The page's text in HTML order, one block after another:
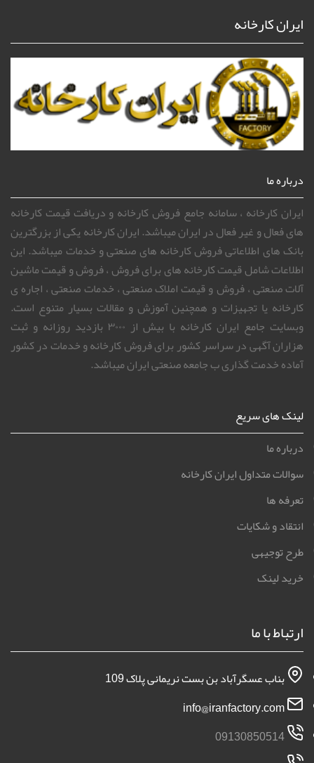
ایران کارخانه
درباره ما
ایران کارخانه ، سامانه جامع فروش کارخانه و دریافت قیمت کارخانه
های فعال و غیر فعال در ایران میباشد. ایران کارخانه یکی از بزرگترین
بانک های اطلاعاتی فروش کارخانه های صنعتی و خدمات میباشد. این
اطلاعات شامل قیمت کارخانه های برای فروش ، فروش و قیمت ماشین
آلات صنعتی ، فروش و قیمت املاک صنعتی ، خدمات صنعتی ، اجاره ی
کارخانه یا تجهیزات و همچنین آموزش و مقالات بسیار متنوع است.
وبسایت جامع ایران کارخانه با بیش از ۳۰۰۰ بازدید روزانه و ثبت
هزاران آگهی در سراسر کشور برای فروش کارخانه و خدمات در کشور
آماده خدمت گذاری ب جامعه صنعتی ایران میباشد.
لینک های سریع
درباره ما
سوالات متداول ایران کارخانه
تعرفه ها
انتقاد و شکایات
طرح توجیهی
خرید لینک
ارتباط با ما
بناب عسگرآباد بن بست نریمانی پلاک 109
09130850514